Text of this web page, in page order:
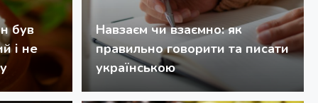
був
і не
Навзаєм чи взаємно: як
правильно говорити та писати
українською